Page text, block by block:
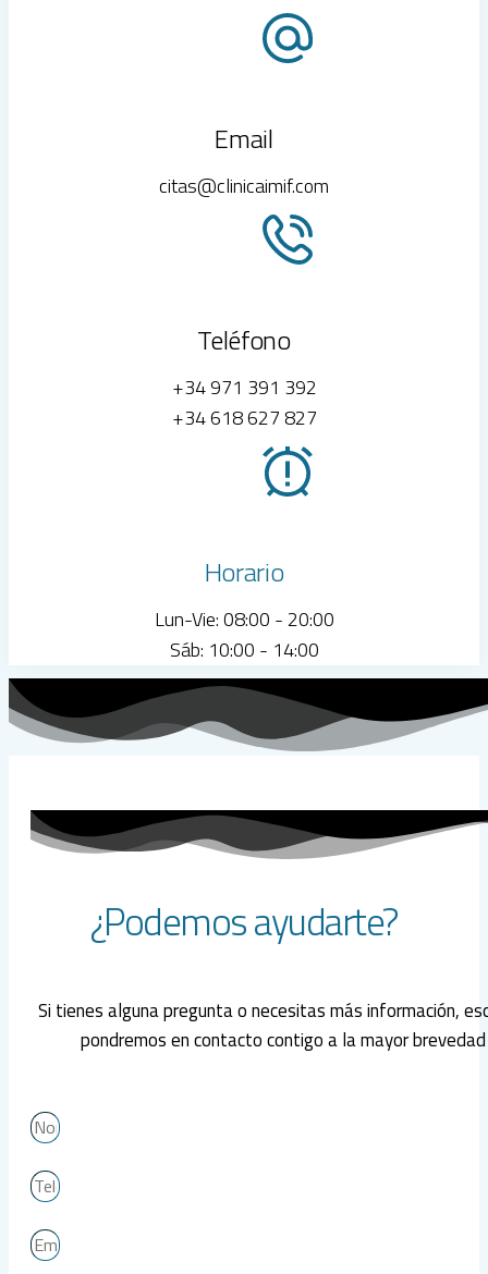
Email
citas@clinicaimif.com
Teléfono
+34 971 391 392
+34 618 627 827
Horario
Lun-Vie: 08:00 - 20:00
Sáb: 10:00 - 14:00
¿Podemos ayudarte?
Si tienes alguna pregunta o necesitas más información,
pondremos en contacto contigo a la mayor